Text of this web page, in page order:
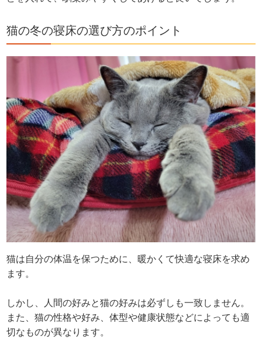
猫の冬の寝床の選び方のポイント
猫は自分の体温を保つために、暖かくて快適な寝床を求め
ます。
しかし、人間の好みと猫の好みは必ずしも一致しません。
また、猫の性格や好み、体型や健康状態などによっても適
切なものが異なります。